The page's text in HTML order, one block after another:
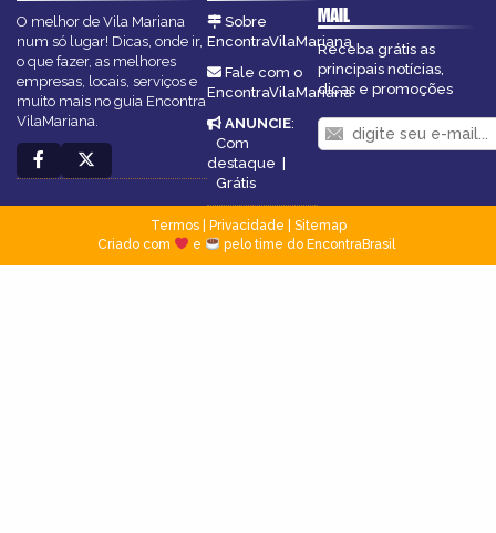
O melhor de Vila Mariana
num só lugar! Dicas, onde ir,
o que fazer, as melhores
empresas, locais, serviços e
muito mais no guia Encontra
VilaMariana.
Sobre
EncontraVilaMariana
Fale com o
EncontraVilaMariana
ANUNCIE:
Com
destaque |
Grátis
MAIL
Receba grátis as
principais notícias,
dicas e promoções
Termos| Privacidade
Sitemap
Criado com
e pelo time do EncontraBrasil